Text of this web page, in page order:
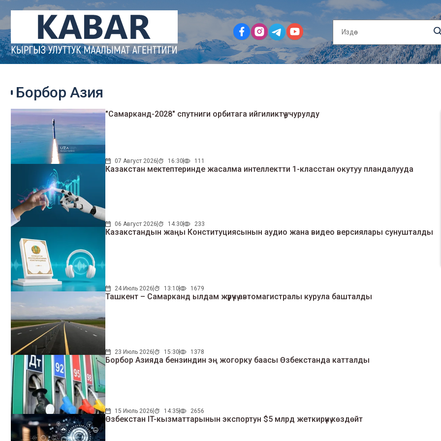
Борбор Азия
"Самарканд-2028" спутниги орбитага ийгиликтүү учурулду
07 Август 2026 16:30 111
Казакстан мектептеринде жасалма интеллектти 1-класстан окутуу пландалууда
06 Август 2026 14:30 233
Казакстандын жаңы Конституциясынын аудио жана видео версиялары сунушталды
24 Июль 2026 13:10 1679
Ташкент – Самарканд ылдам жүрүүчү автомагистралы курула башталды
23 Июль 2026 15:30 1378
Борбор Азияда бензиндин эң жогорку баасы Өзбекстанда катталды
15 Июль 2026 14:35 2656
Өзбекстан IT-кызматтарынын экспортун $5 млрд жеткирүүнү көздөйт